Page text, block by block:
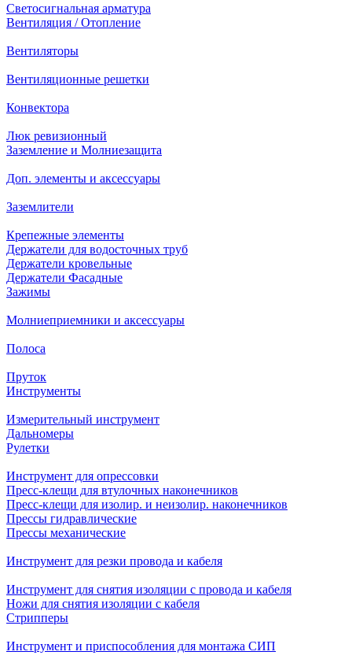
Светосигнальная арматура
Вентиляция / Отопление
Вентиляторы
Вентиляционные решетки
Конвектора
Люк ревизионный
Заземление и Молниезащита
Доп. элементы и аксессуары
Заземлители
Крепежные элементы
Держатели для водосточных труб
Держатели кровельные
Держатели Фасадные
Зажимы
Молниеприемники и аксессуары
Полоса
Пруток
Инструменты
Измерительный инструмент
Дальномеры
Рулетки
Инструмент для опрессовки
Пресс-клещи для втулочных наконечников
Пресс-клещи для изолир. и неизолир. наконечников
Прессы гидравлические
Прессы механические
Инструмент для резки провода и кабеля
Инструмент для снятия изоляции с провода и кабеля
Ножи для снятия изоляции с кабеля
Стрипперы
Инструмент и приспособления для монтажа СИП